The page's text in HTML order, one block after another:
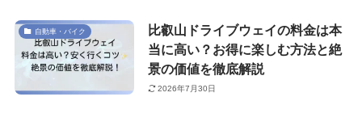
自動車・バイク
比叡山ドライブウェイの料金は本
当に高い？お得に楽しむ方法と絶
景の価値を徹底解説
2026年7月30日